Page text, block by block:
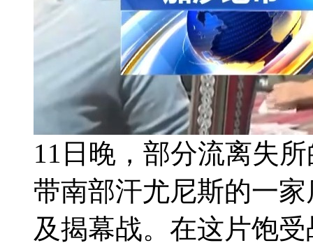
11日晚，部分流离失
带南部汗尤尼斯的一
及揭幕战。在这片饱